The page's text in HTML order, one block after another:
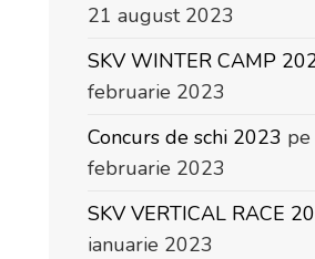
21 august 2023
SKV WINTER CAMP
februarie 2023
Concurs de schi 2023
februarie 2023
SKV VERTICAL RACE
ianuarie 2023